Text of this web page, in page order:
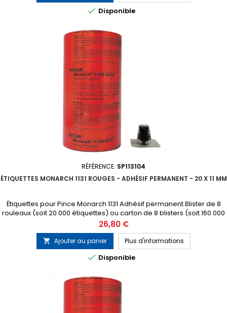
 Disponible
RÉFÉRENCE: SP113104
ÉTIQUETTES MONARCH 1131 ROUGES - ADHÉSIF PERMANENT - 20 X 11 MM
Étiquettes pour Pince Monarch 1131 Adhésif permanent Blister de 8
rouleaux (soit 20 000 étiquettes) ou carton de 8 blisters (soit 160 000
étiquettes) 1 tampon encreur gratuit inclus dans chaque blister
Prix
26,80 €
 Ajouter au panier Plus d'informations
 Disponible